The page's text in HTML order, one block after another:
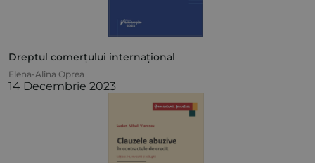
Dreptul comerțului internațional
Elena-Alina Oprea
14 Decembrie 2023